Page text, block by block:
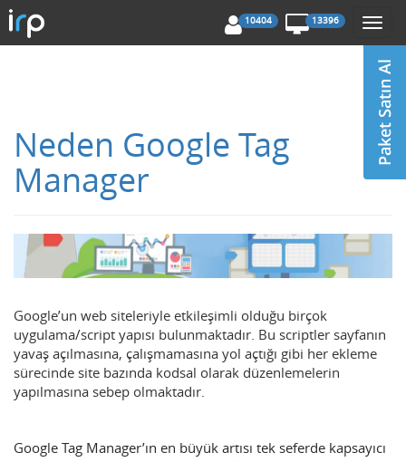
10404 13396
Neden Google Tag
Manager
Google’un web siteleriyle etkileşimli olduğu birçok
uygulama/script yapısı bulunmaktadır. Bu scriptler sayfanın
yavaş açılmasına, çalışmamasına yol açtığı gibi her ekleme
sürecinde site bazında kodsal olarak düzenlemelerin
yapılmasına sebep olmaktadır.
Google Tag Manager’ın en büyük artısı tek seferde kapsayıcı